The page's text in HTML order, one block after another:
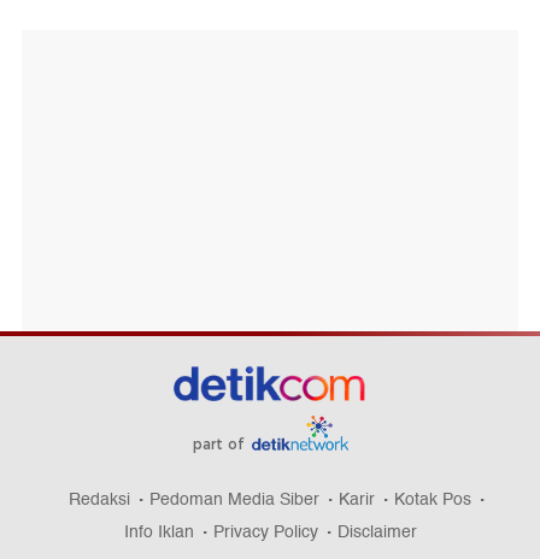
part of
Redaksi Pedoman Media Siber Karir
Kotak Pos
Info Iklan
Privacy Policy Disclaimer